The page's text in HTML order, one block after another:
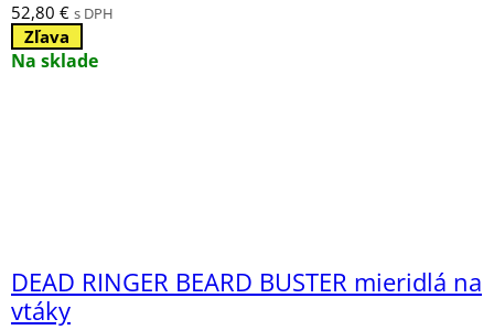
52,80 € s DPH
Zľava
Na sklade
DEAD RINGER BEARD BUSTER mieridlá na
vtáky